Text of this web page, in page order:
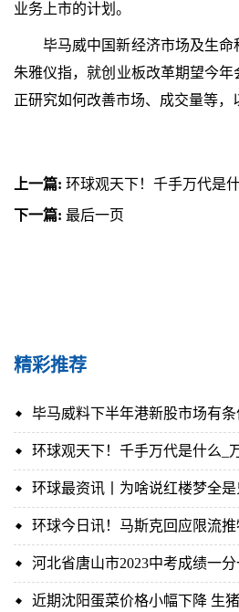
业务上市的计划。
毕马威中国新经济市场及生命
朱雅仪指，就创业板改革期望今
正研究如何改善市场、成交量等，
上一篇: 环球观天下！千手万代是
下一篇: 最后一页
精彩推荐